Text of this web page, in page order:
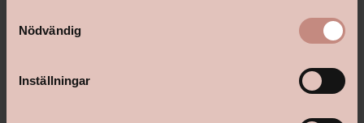
Nödvändig
Inställningar
Målartvätt Jotun Interiör Spray Rollerset Extra Fin